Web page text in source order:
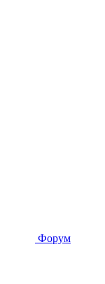
Форум